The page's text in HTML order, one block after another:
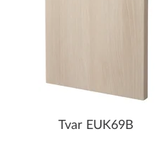
Tvar EUK69B